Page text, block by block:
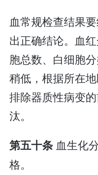
血常规检查结果
出正确结论。血
胞总数、白细胞
稍低，根据所在
排除器质性病变
汰。
第五十条血生化
格。